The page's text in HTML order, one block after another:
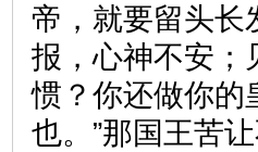
帝，就要留头长
报，心神不安；
惯？你还做你的
也。”那国王苦